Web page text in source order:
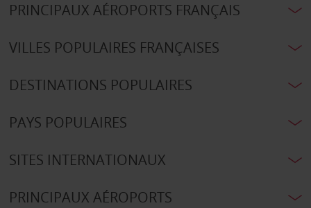
PRINCIPAUX AÉROPORTS FRANÇAIS
VILLES POPULAIRES FRANÇAISES
DESTINATIONS POPULAIRES
PAYS POPULAIRES
SITES INTERNATIONAUX
PRINCIPAUX AÉROPORTS